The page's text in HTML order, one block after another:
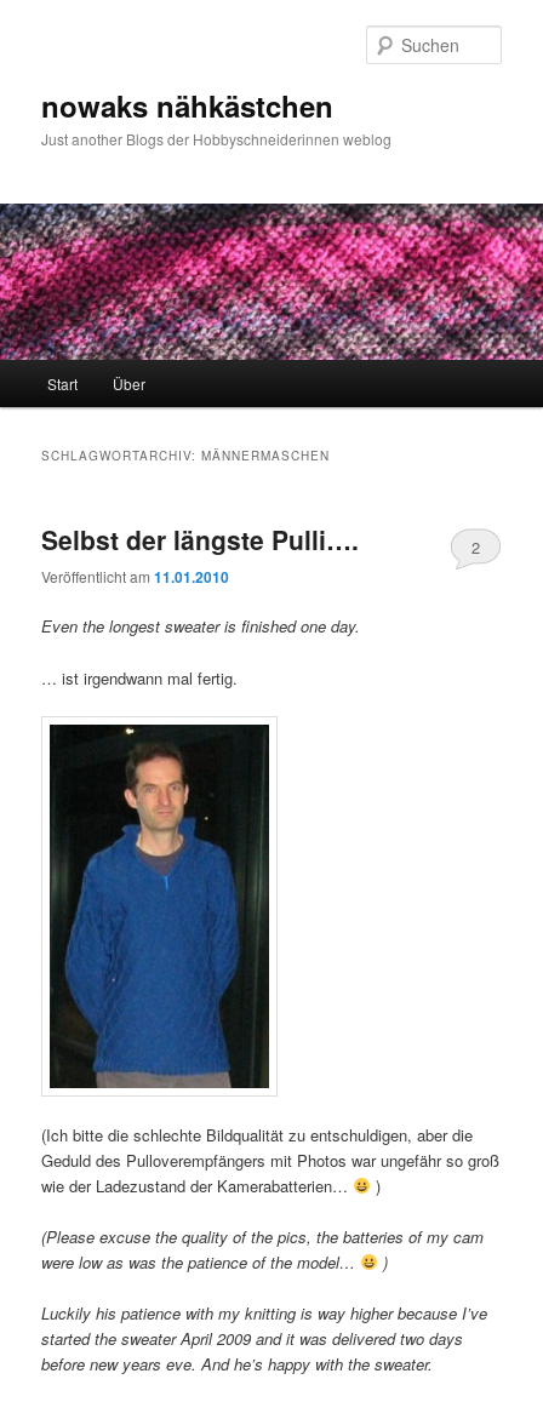
nowaks nähkästchen
Just another Blogs der Hobbyschneiderinnen weblog
Start Über
SCHLAGWORTARCHIV:MÄNNERMASCHEN
Selbst der längste Pulli….
Veröffentlicht am11.01.2010
2
Even the longest sweater is finished one day.
… ist irgendwann mal fertig.
(Ich bitte die schlechte Bildqualität zu entschuldigen, aber die
Geduld des Pulloverempfängers mit Photos war ungefähr so groß
wie der Ladezustand der Kamerabatterien…
)
(Please excuse the quality of the pics, the batteries of my cam
were low as was the patience of the model…
)
Luckily his patience with my knitting is way higher because I’ve
started the sweater April 2009 and it was delivered two days
before new years eve. And he’s happy with the sweater.